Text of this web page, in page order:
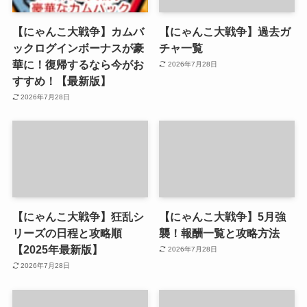
【にゃんこ大戦争】カムバ
ックログインボーナスが豪
華に！復帰するなら今がお
すすめ！【最新版】
2026年7月28日
【にゃんこ大戦争】過去ガ
チャ一覧
2026年7月28日
【にゃんこ大戦争】狂乱シ
リーズの日程と攻略順
【2025年最新版】
2026年7月28日
【にゃんこ大戦争】5月強
襲！報酬一覧と攻略方法
2026年7月28日